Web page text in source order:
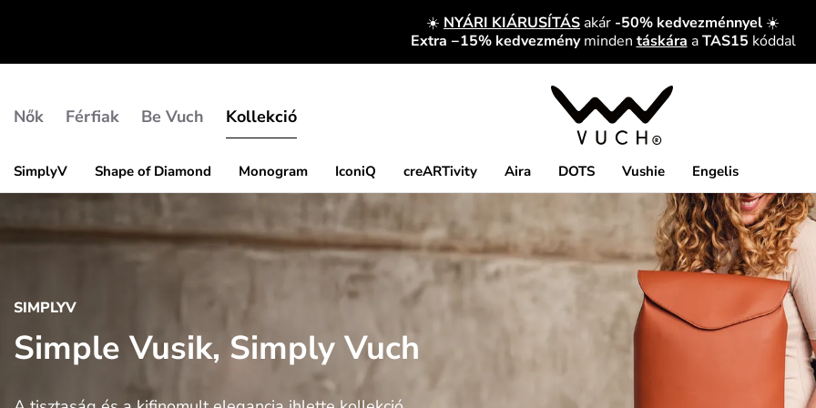
☀️ NYÁRI KIÁRUSÍTÁSakár -50% kedvezménnyel ☀️
Extra −15% kedvezményminden táskára aTAS15 kóddal
Nők Férfiak Be Vuch Kollekció
SimplyV Shape of Diamond Monogram IconiQ creARTivity Aira DOTS Vushie Engelis
SIMPLYV
Simple Vusik, Simply Vuch